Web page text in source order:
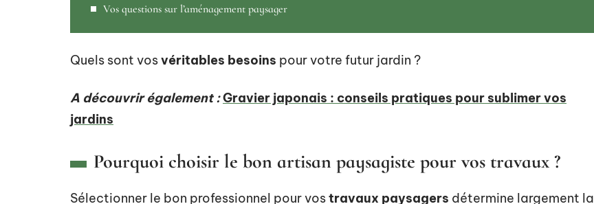
Vos questions sur l’aménagement paysager
Quels sont vosvéritables besoins pour votre futur jardin ?
A découvrir également :Gravier japonais : conseils pratiques pour sublimer vos
jardins
Pourquoi choisir le bon artisan paysagiste pour vos travaux ?
Sélectionner le bon professionnel pour vostravaux paysagers détermine largement la